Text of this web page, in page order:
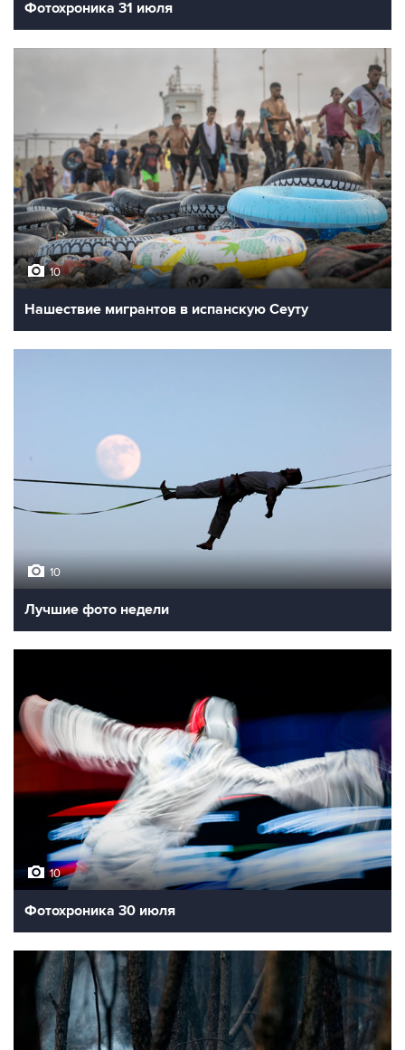
Фотохроника 31 июля
10
Нашествие мигрантов в испанскую Сеуту
10
Лучшие фото недели
10
Фотохроника 30 июля